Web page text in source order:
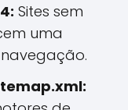
Sites sem
uma